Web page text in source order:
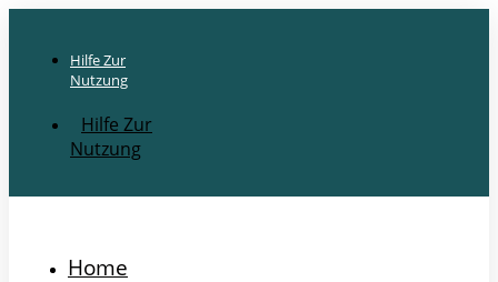
Hilfe Zur
Nutzung
Hilfe Zur
Nutzung
Home